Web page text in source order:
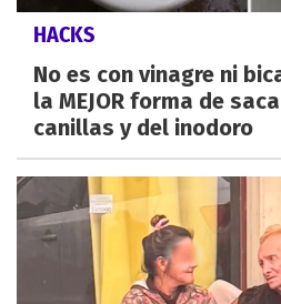
HACKS
No es con vinagre ni
la MEJOR forma de
canillas y del inodoro